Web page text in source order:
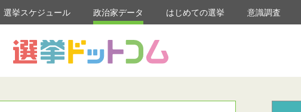
選挙スケジュール 政治家データ はじめての選挙 意識調査